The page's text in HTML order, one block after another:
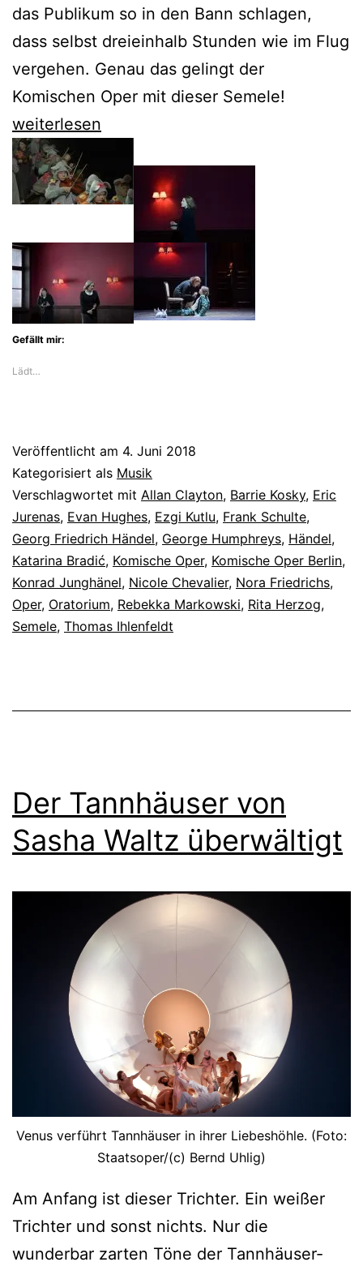
das Publikum so in den Bann schlagen,
dass selbst dreieinhalb Stunden wie im Flug
vergehen. Genau das gelingt der
Komischen Oper mit dieser Semele!
Nicole
Chevalier
triumphiert
als
an
der
Komischen
Oper
weiterlesen
Gefällt mir:
Lädt…
Veröffentlicht am 4. Juni 2018
Kategorisiert als Musik
Verschlagwortet mit Allan Clayton, Barrie Kosky, Eric
Jurenas, Evan Hughes, Ezgi Kutlu, Frank Schulte,
Georg Friedrich Händel, George Humphreys, Händel,
Katarina Bradić, Komische Oper, Komische Oper Berlin,
Konrad Junghänel, Nicole Chevalier, Nora Friedrichs,
Oper, Oratorium, Rebekka Markowski, Rita Herzog,
Semele, Thomas Ihlenfeldt
Der Tannhäuser von
Sasha Waltz überwältigt
Venus verführt Tannhäuser in ihrer Liebeshöhle. (Foto:
Staatsoper/(c) Bernd Uhlig)
Am Anfang ist dieser Trichter. Ein weißer
Trichter und sonst nichts. Nur die
wunderbar zarten Töne der Tannhäuser-